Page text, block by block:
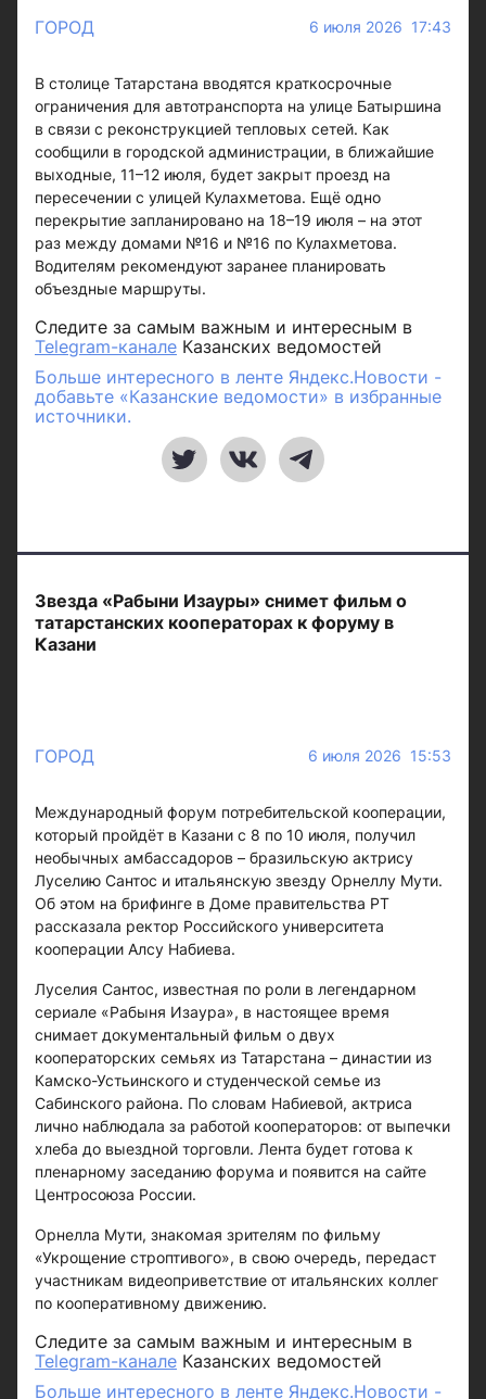
ГОРОД 6 июля 2026 17:43
В столице Татарстана вводятся краткосрочные
ограничения для автотранспорта на улице Батыршина
в связи с реконструкцией тепловых сетей. Как
сообщили в городской администрации, в ближайшие
выходные, 11–12 июля, будет закрыт проезд на
пересечении с улицей Кулахметова. Ещё одно
перекрытие запланировано на 18–19 июля – на этот
раз между домами №16 и №16 по Кулахметова.
Водителям рекомендуют заранее планировать
объездные маршруты.
Следите за самым важным и интересным в
Telegram-канале Казанских ведомостей
Больше интересного в ленте Яндекс.Новости -
добавьте «Казанские ведомости» в избранные
источники.
Звезда «Рабыни Изауры» снимет фильм о
татарстанских кооператорах к форуму в
Казани
ГОРОД 6 июля 2026 15:53
Международный форум потребительской кооперации,
который пройдёт в Казани с 8 по 10 июля, получил
необычных амбассадоров – бразильскую актрису
Луселию Сантос и итальянскую звезду Орнеллу Мути.
Об этом на брифинге в Доме правительства РТ
рассказала ректор Российского университета
кооперации Алсу Набиева.
Луселия Сантос, известная по роли в легендарном
сериале «Рабыня Изаура», в настоящее время
снимает документальный фильм о двух
кооператорских семьях из Татарстана – династии из
Камско-Устьинского и студенческой семье из
Сабинского района. По словам Набиевой, актриса
лично наблюдала за работой кооператоров: от выпечки
хлеба до выездной торговли. Лента будет готова к
пленарному заседанию форума и появится на сайте
Центросоюза России.
Орнелла Мути, знакомая зрителям по фильму
«Укрощение строптивого», в свою очередь, передаст
участникам видеоприветствие от итальянских коллег
по кооперативному движению.
Следите за самым важным и интересным в
Telegram-канале Казанских ведомостей
Больше интересного в ленте Яндекс.Новости -